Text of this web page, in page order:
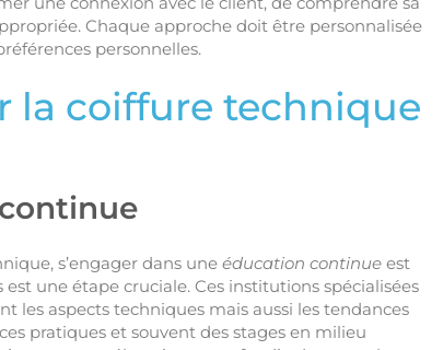
Chaque approche doit être personnalisée
personnelles.
la coiffure technique
s’engager dans une éducation continue est
une étape cruciale. Ces institutions spécialisées
les aspects techniques mais aussi les tendances
pratiques et souvent des stages en milieu